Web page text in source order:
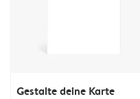
Gestalte deine Karte